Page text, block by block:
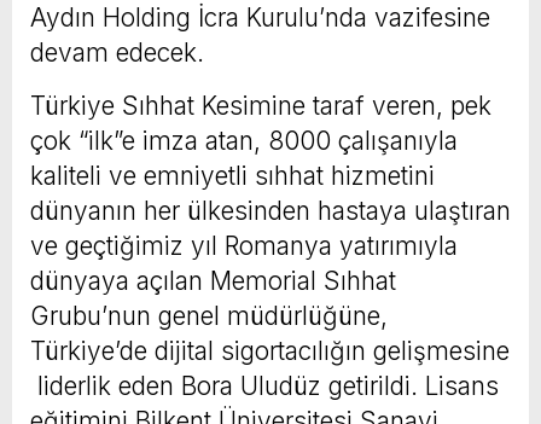
Aydın Holding İcra Kurulu’nda vazifesine
devam edecek.
Türkiye Sıhhat Kesimine taraf veren, pek
çok “ilk”e imza atan, 8000 çalışanıyla
kaliteli ve emniyetli sıhhat hizmetini
dünyanın her ülkesinden hastaya ulaştıran
ve geçtiğimiz yıl Romanya yatırımıyla
dünyaya açılan Memorial Sıhhat
Grubu’nun genel müdürlüğüne,
Türkiye’de dijital sigortacılığın gelişmesine
liderlik eden Bora Uludüz getirildi. Lisans